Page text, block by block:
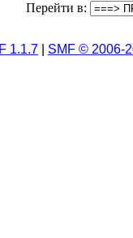
Перейти в:
1.1.7 SMF © 2006-